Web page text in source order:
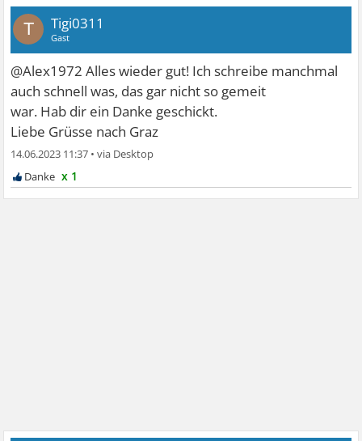
T Tigi0311
Gast
@Alex1972 Alles wieder gut! Ich schreibe manchmal
auch schnell was, das gar nicht so gemeit
war. Hab dir ein Danke geschickt.
Liebe Grüsse nach Graz
14.06.2023 11:37 •
x 1